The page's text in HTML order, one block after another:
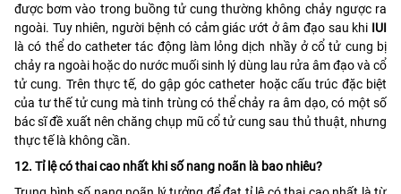
được bơm vào trong buồng tử cung thường không chảy ngược ra
ngoài. Tuy nhiên, người bệnh có cảm giác ướt ở âm đạo sau khi IUI
là có thể do catheter tác động làm lỏng dịch nhầy ở cổ tử cung bị
chảy ra ngoài hoặc do nước muối sinh lý dùng lau rửa âm đạo và cổ
tử cung. Trên thực tế, do gập góc catheter hoặc cấu trúc đặc biệt
của tư thế tử cung mà tinh trùng có thể chảy ra âm dạo, có một số
bác sĩ đề xuất nên chăng chụp mũ cổ tử cung sau thủ thuật, nhưng
thực tế là không cần.
12. Tỉ lệ có thai cao nhất khi số nang noãn là bao nhiêu?